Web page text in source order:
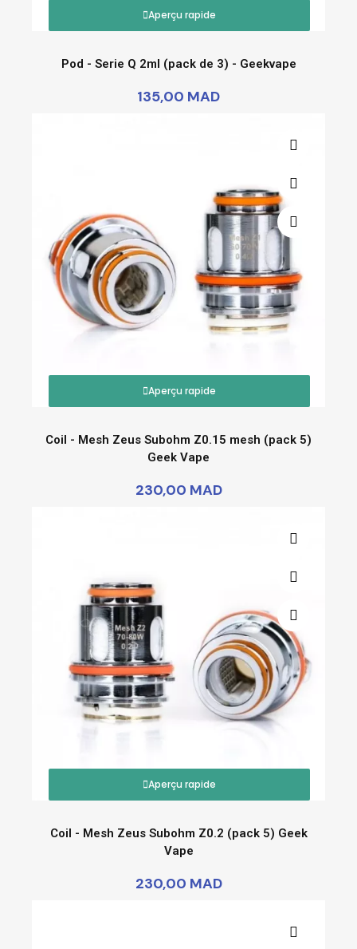
Aperçu rapide
Pod - Serie Q 2ml (pack de 3) - Geekvape
135,00 MAD
Aperçu rapide
Coil - Mesh Zeus Subohm Z0.15 mesh (pack 5)
Geek Vape
230,00 MAD
Aperçu rapide
Coil - Mesh Zeus Subohm Z0.2 (pack 5) Geek
Vape
230,00 MAD